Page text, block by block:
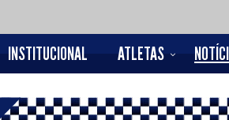
INSTITUCIONAL ATLETAS